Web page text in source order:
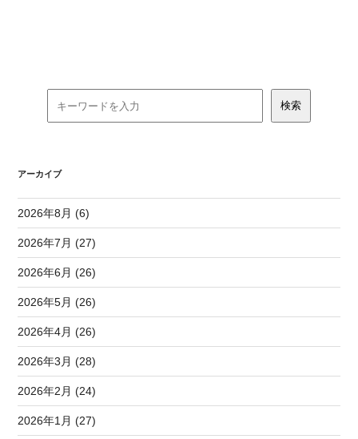
アーカイブ
2026年8月 (6)
2026年7月 (27)
2026年6月 (26)
2026年5月 (26)
2026年4月 (26)
2026年3月 (28)
2026年2月 (24)
2026年1月 (27)